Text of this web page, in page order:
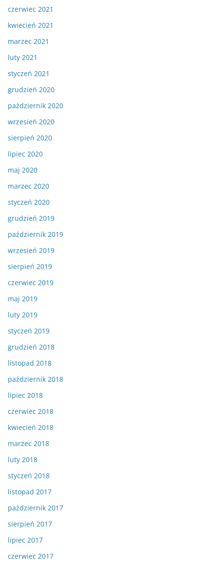
czerwiec 2021
kwiecień 2021
marzec 2021
luty 2021
styczeń 2021
grudzień 2020
październik 2020
wrzesień 2020
sierpień 2020
lipiec 2020
maj 2020
marzec 2020
styczeń 2020
grudzień 2019
październik 2019
wrzesień 2019
sierpień 2019
czerwiec 2019
maj 2019
luty 2019
styczeń 2019
grudzień 2018
listopad 2018
październik 2018
lipiec 2018
czerwiec 2018
kwiecień 2018
marzec 2018
luty 2018
styczeń 2018
listopad 2017
październik 2017
sierpień 2017
lipiec 2017
czerwiec 2017